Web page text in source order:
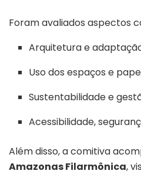
Foram avaliados aspectos
Arquitetura e
Uso dos espaços e
Sustentabilidade e
Acessibilidade,
Além disso, a comitiva
Amazonas Filarmônica,